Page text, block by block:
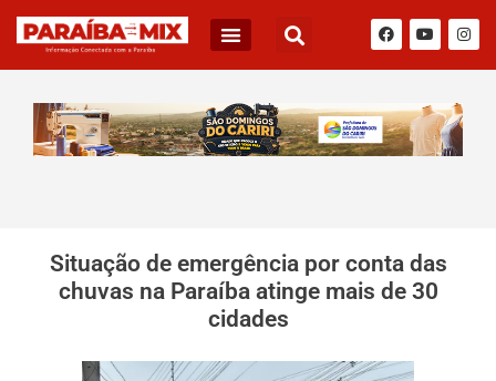
Situação de emergência por conta das
chuvas na Paraíba atinge mais de 30
cidades